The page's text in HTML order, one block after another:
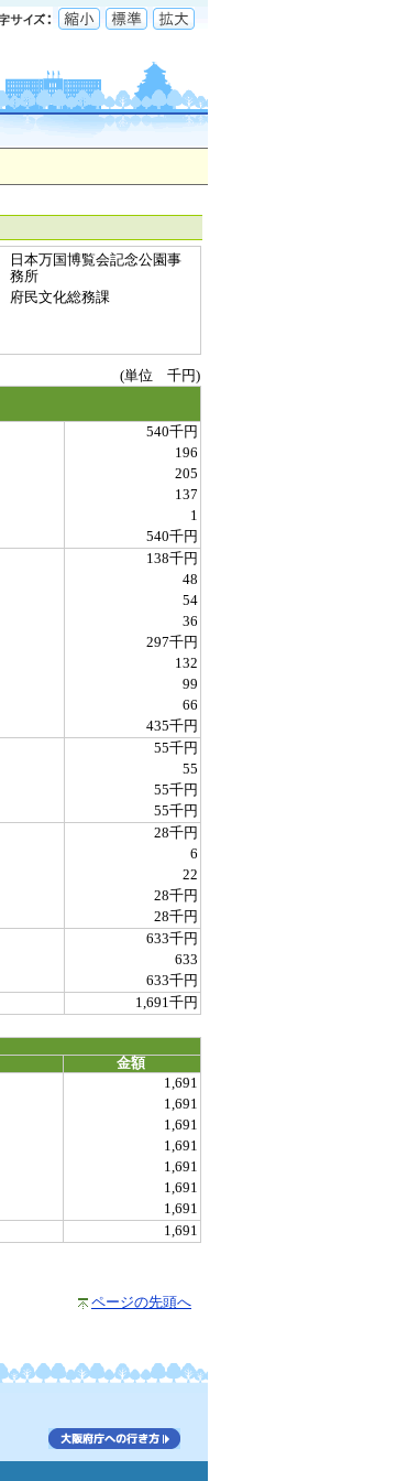
日本万国博覧会記念公園事
務所
府民文化総務課
(単位 千円)
540千円
196
205
137
1
540千円
138千円
48
54
36
297千円
132
99
66
435千円
55千円
55
55千円
55千円
28千円
6
22
28千円
28千円
633千円
633
633千円
1,691千円
金額
1,691
1,691
1,691
1,691
1,691
1,691
1,691
1,691
ページの先頭へ